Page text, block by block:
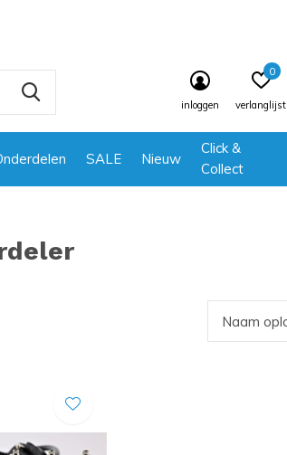
SALE Nieuw
Click &
Collect
inloggen verlanglijst
0